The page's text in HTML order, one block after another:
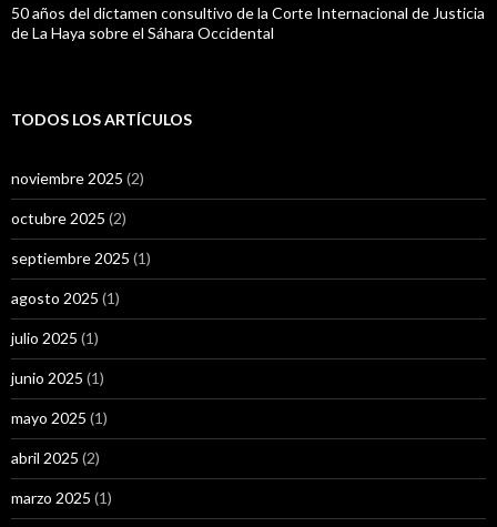
50 años del dictamen consultivo de la Corte Internacional de Justicia
de La Haya sobre el Sáhara Occidental
TODOS LOS ARTÍCULOS
noviembre 2025 (2)
octubre 2025 (2)
septiembre 2025 (1)
agosto 2025 (1)
julio 2025 (1)
junio 2025 (1)
mayo 2025 (1)
abril 2025 (2)
marzo 2025 (1)